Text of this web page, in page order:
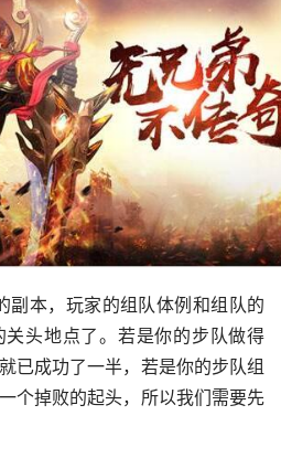
头地点了。若是你的步队做得
已成功了一半，若是你的步队组
个掉败的起头，所以我们需要先